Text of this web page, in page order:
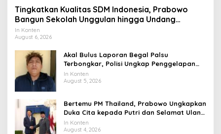
Tingkatkan Kualitas SDM Indonesia, Prabowo
Bangun Sekolah Unggulan hingga Undang
Universitas Terbaik Dunia
In Konten
August 6, 2026
Akal Bulus Laporan Begal Palsu
Terbongkar, Polisi Ungkap Penggelapan
Uang Perusahaan untuk Crypto
In Konten
August 5, 2026
Bertemu PM Thailand, Prabowo Ungkapkan
Duka Cita kepada Putri dan Selamat Ulang
Tahun ke Raja Thailand
In Konten
August 4, 2026